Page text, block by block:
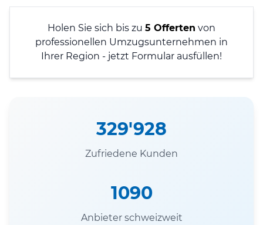
Holen Sie sich bis zu 5 Offerten von
professionellen Umzugsunternehmen in
Ihrer Region - jetzt Formular ausfüllen!
329'928
Zufriedene Kunden
1090
Anbieter schweizweit